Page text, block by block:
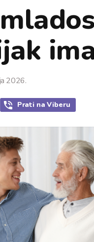
2026.
Prati na Viberu